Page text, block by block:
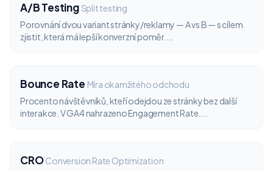
A/B TestingSplit testing
Porovnání dvou variant stránky/reklamy — A vs B — s cílem
zjistit, která má lepší konverzní poměr....
Bounce Rate Míra okamžitého odchodu
Procento návštěvníků, kteří odejdou ze stránky bez další
interakce. V GA4 nahrazeno Engagement Rate....
CROConversion Rate Optimization